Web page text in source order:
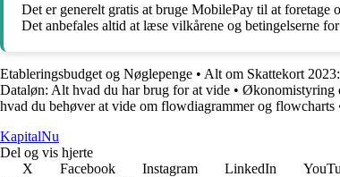
Det er generelt gratis at bruge MobilePay til at
Det anbefales altid at læse vilkårene og betingelserne
Etableringsbudget og Nøglepenge • Alt om Skattekort
Dataløn: Alt hvad du har brug for at vide • Økonomistyring
hvad du behøver at vide om flowdiagrammer og flowcharts
KapitalNu
Del og vis hjerte
X
Facebook Instagram LinkedIn